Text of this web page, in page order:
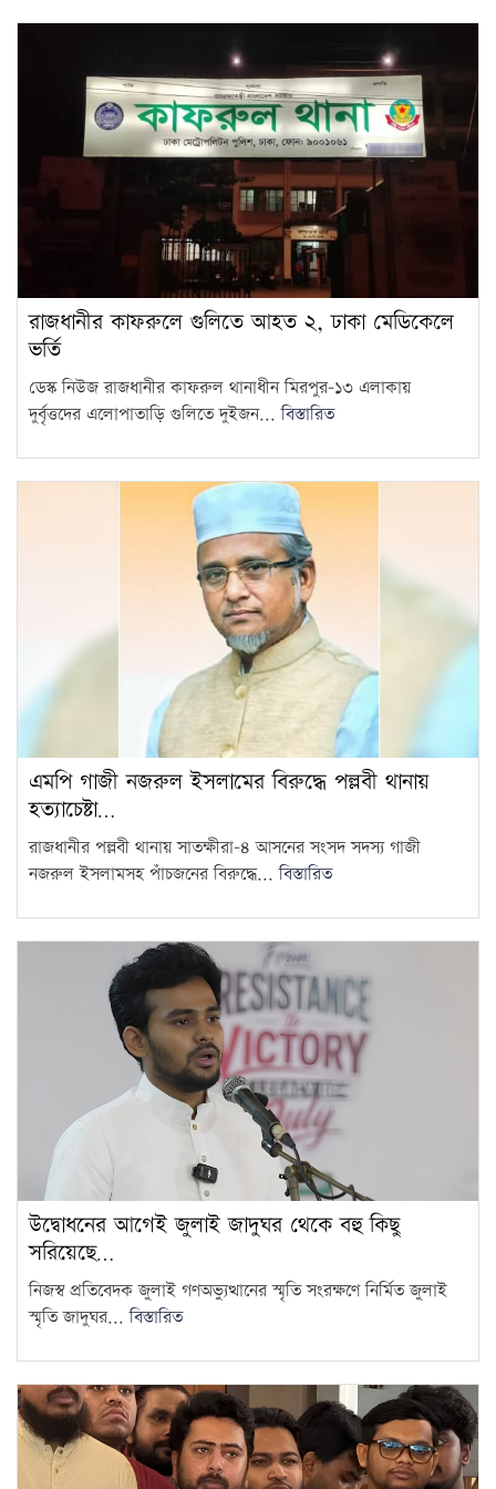
বাংলাদেশের রাস্তা মেরামতের ট্রাক
এলাকাবাসী
রাজধানীর কাফরুলে গুলিতে আহত ২, ঢাকা মেডিকেলে
ভর্তি
ডেস্ক নিউজ রাজধানীর কাফরুল থানাধীন মিরপুর-১৩ এলাকায়
দুর্বৃত্তদের এলোপাতাড়ি গুলিতে দুইজন...বিস্তারিত
এমপি গাজী নজরুল ইসলামের বিরুদ্ধে পল্লবী থানায়
হত্যাচেষ্টা…
রাজধানীর পল্লবী থানায় সাতক্ষীরা-৪ আসনের সংসদ সদস্য গাজী
নজরুল ইসলামসহ পাঁচজনের বিরুদ্ধে...বিস্তারিত
উদ্বোধনের আগেই জুলাই জাদুঘর থেকে বহু কিছু
সরিয়েছে…
নিজস্ব প্রতিবেদক জুলাই গণঅভ্যুত্থানের স্মৃতি সংরক্ষণে নির্মিত জুলাই
স্মৃতি জাদুঘর...বিস্তারিত